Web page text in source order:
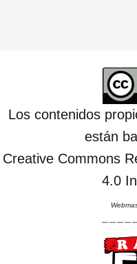
Los contenidos
están
Creative Commons
4.0